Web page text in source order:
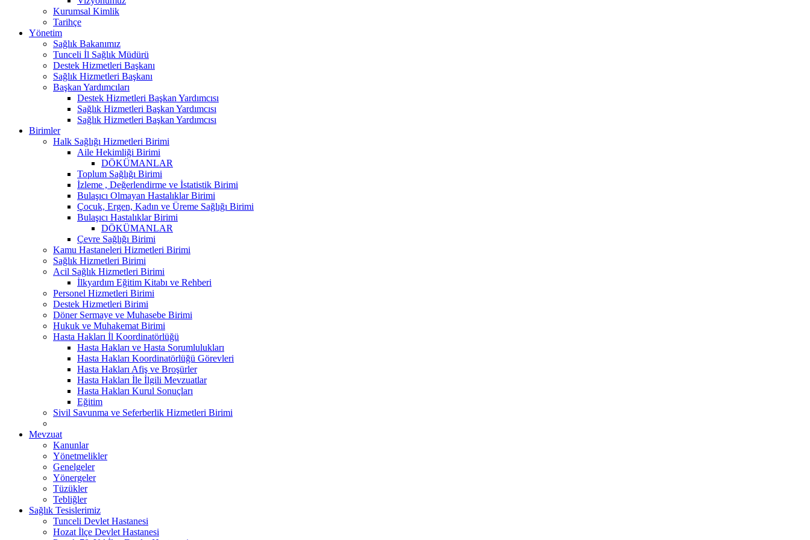
Kurumsal Kimlik
Tarihçe
Yönetim
Sağlık Bakanımız
Tunceli İl Sağlık Müdürü
Destek Hizmetleri Başkanı
Sağlık Hizmetleri Başkanı
Başkan Yardımcıları
Destek Hizmetleri Başkan Yardımcısı
Sağlık Hizmetleri Başkan Yardımcısı
Sağlık Hizmetleri Başkan Yardımcısı
Birimler
Halk Sağlığı Hizmetleri Birimi
Aile Hekimliği Birimi
DÖKÜMANLAR
Toplum Sağlığı Birimi
İzleme , Değerlendirme ve İstatistik Birimi
Bulaşıcı Olmayan Hastalıklar Birimi
Çocuk, Ergen, Kadın ve Üreme Sağlığı Birimi
Bulaşıcı Hastalıklar Birimi
DÖKÜMANLAR
Çevre Sağlığı Birimi
Kamu Hastaneleri Hizmetleri Birimi
Sağlık Hizmetleri Birimi
Acil Sağlık Hizmetleri Birimi
İlkyardım Eğitim Kitabı ve Rehberi
Personel Hizmetleri Birimi
Destek Hizmetleri Birimi
Döner Sermaye ve Muhasebe Birimi
Hukuk ve Muhakemat Birimi
Hasta Hakları İl Koordinatörlüğü
Hasta Hakları ve Hasta Sorumlulukları
Hasta Hakları Koordinatörlüğü Görevleri
Hasta Hakları Afiş ve Broşürler
Hasta Hakları İle İlgili Mevzuatlar
Hasta Hakları Kurul Sonuçları
Eğitim
Sivil Savunma ve Seferberlik Hizmetleri Birimi
Mevzuat
Kanunlar
Yönetmelikler
Genelgeler
Yönergeler
Tüzükler
Tebliğler
Sağlık Tesislerimiz
Tunceli Devlet Hastanesi
Hozat İlçe Devlet Hastanesi